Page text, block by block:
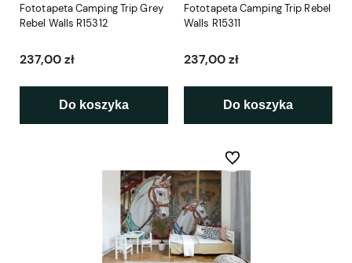
Fototapeta Camping Trip Grey
Rebel Walls R15312
237,00 zł
Do koszyka
Fototapeta Camping Trip Rebel
Walls R15311
237,00 zł
Do koszyka
Do ulubionych